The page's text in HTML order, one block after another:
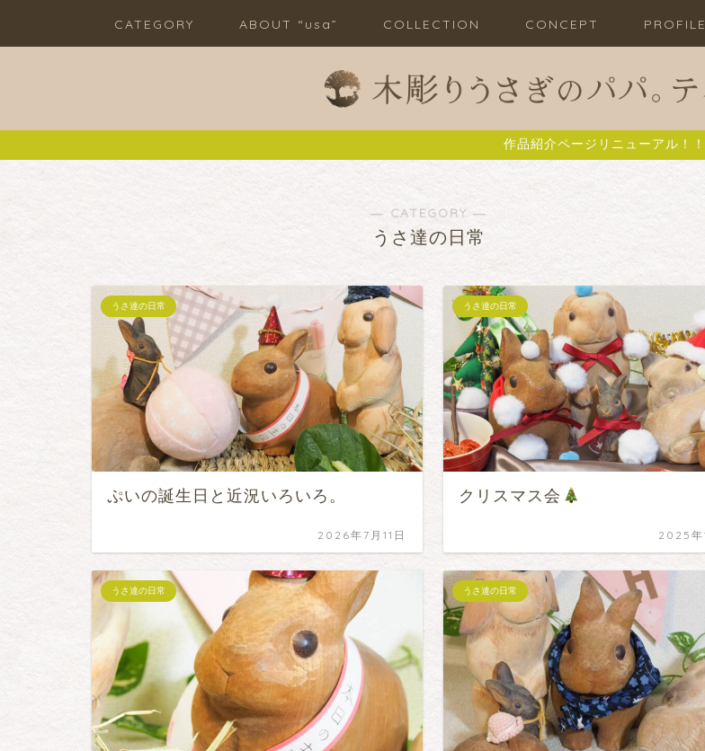
CATEGORY ABOUT “usa” COLLECTION CONCEPT PROFILE
作品紹介ページリニューアル！！
― CATEGORY ―
うさ達の日常
うさ達の日常
ぷいの誕生日と近況いろいろ。
2026年7月11日
うさ達の日常
クリスマス会
2025年
うさ達の日常 うさ達の日常